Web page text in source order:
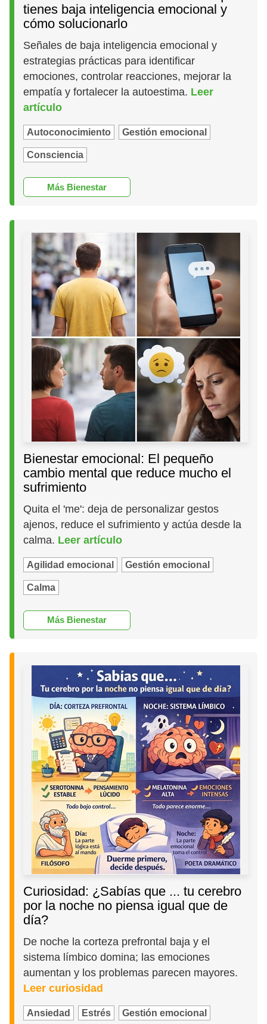
tienes baja inteligencia emocional y
cómo solucionarlo
Señales de baja inteligencia emocional y
estrategias prácticas para identificar
emociones, controlar reacciones, mejorar la
empatía y fortalecer la autoestima. Leer
artículo
Autoconocimiento Gestión emocional
Consciencia
Más Bienestar
Bienestar emocional: El pequeño
cambio mental que reduce mucho el
sufrimiento
Quita el 'me': deja de personalizar gestos
ajenos, reduce el sufrimiento y actúa desde la
calma. Leer artículo
Agilidad emocional Gestión emocional
Calma
Más Bienestar
Curiosidad: ¿Sabías que ... tu cerebro
por la noche no piensa igual que de
día?
De noche la corteza prefrontal baja y el
sistema límbico domina; las emociones
aumentan y los problemas parecen mayores.
Leer curiosidad
Ansiedad Estrés Gestión emocional